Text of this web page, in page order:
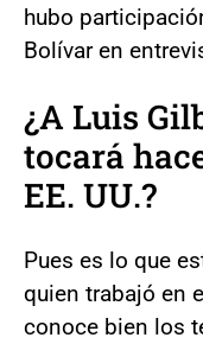
hubo
Bolívar en
¿A Luis
tocará
EE. UU.?
Pues es lo que
quien trabajó en
conoce bien los